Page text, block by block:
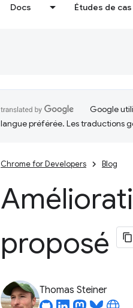
Docs Études de cas
Google
langue préférée. Les traductions
Chrome for Developers Blog
proposé
Thomas Steiner